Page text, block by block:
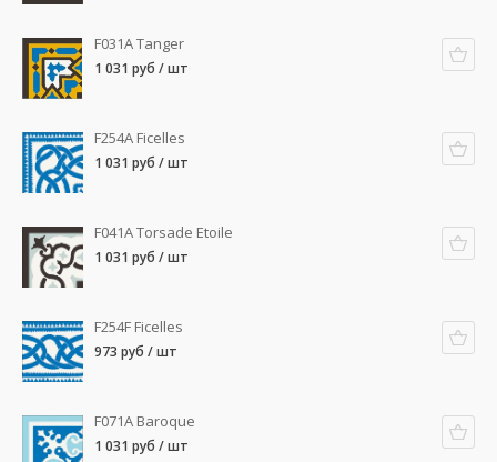
F031A Tanger
1 031 руб / шт
F254A Ficelles
1 031 руб / шт
F041A Torsade Etoile
1 031 руб / шт
F254F Ficelles
973 руб / шт
F071A Baroque
1 031 руб / шт